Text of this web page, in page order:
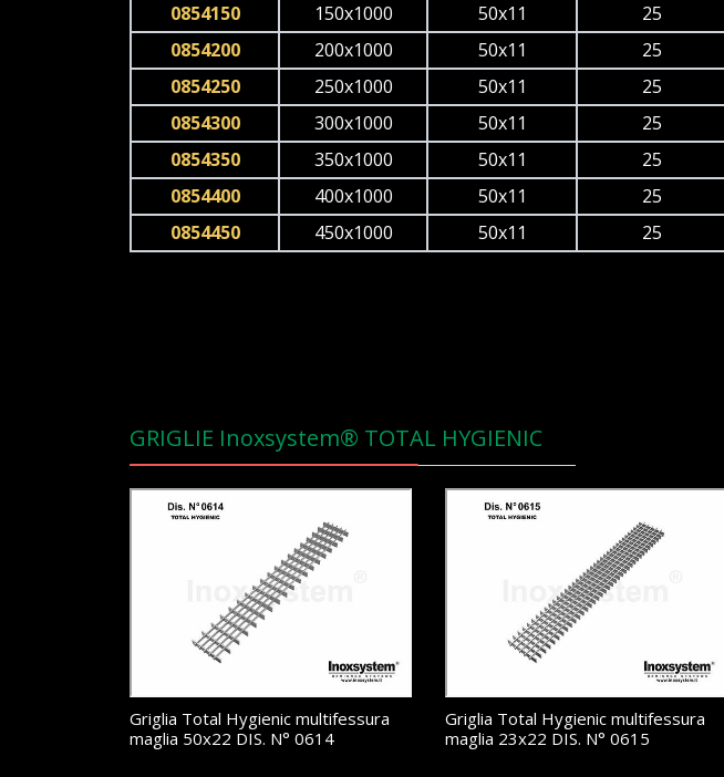
0854150
150x1000 50x11
25
0854200
200x1000 50x11
25
0854250
250x1000 50x11
25
0854300
300x1000 50x11
25
0854350
350x1000 50x11
25
0854400
400x1000 50x11
25
0854450
450x1000 50x11 25
GRIGLIE Inoxsystem® TOTAL HYGIENIC
Griglia Total Hygienic multifessura
maglia 50x22 DIS. N° 0614
Griglia Total Hygienic multifessura
maglia 23x22 DIS. N° 0615